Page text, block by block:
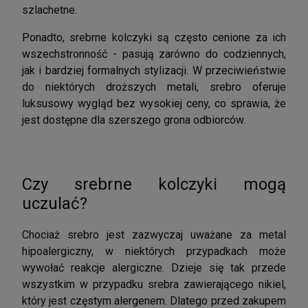
szlachetne.
Ponadto, srebrne kolczyki są często cenione za ich
wszechstronność - pasują zarówno do codziennych,
jak i bardziej formalnych stylizacji. W przeciwieństwie
do niektórych droższych metali, srebro oferuje
luksusowy wygląd bez wysokiej ceny, co sprawia, że
jest dostępne dla szerszego grona odbiorców.
Czy srebrne kolczyki mogą
uczulać?
Chociaż srebro jest zazwyczaj uważane za metal
hipoalergiczny, w niektórych przypadkach może
wywołać reakcje alergiczne. Dzieje się tak przede
wszystkim w przypadku srebra zawierającego nikiel,
który jest częstym alergenem. Dlatego przed zakupem